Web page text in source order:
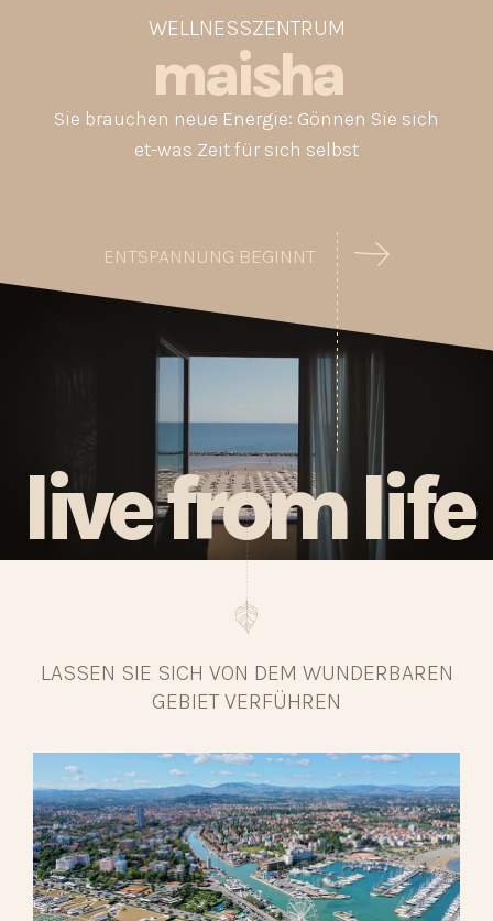
WELLNESSZENTRUM
maisha
Sie brauchen neue Energie: Gönnen Sie sich
et-was Zeit für sich selbst
ENTSPANNUNG BEGINNT
live from life
LASSEN SIE SICH VON DEM WUNDERBAREN
GEBIET VERFÜHREN